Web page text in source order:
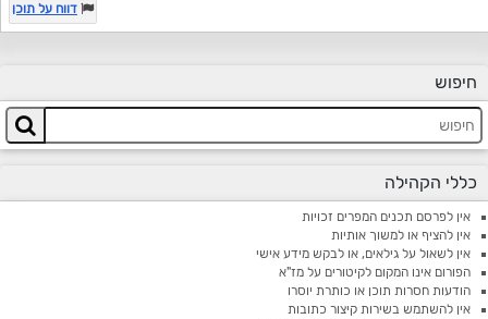
דווח על תוכן
חיפוש
כללי הקהילה
אין לפרסם תכנים המפרים זכויות
אין להציף או למשוך אותיות
אין לשאול על גילאים, או לבקש מידע אישי
הפורום אינו המקום לקיטורים על מז"א
הודעות חסרות תוכן או כותרת יוסרו
אין להשתמש בשירות קיצור כתובות